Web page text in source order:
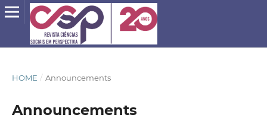
HOME / Announcements
Announcements